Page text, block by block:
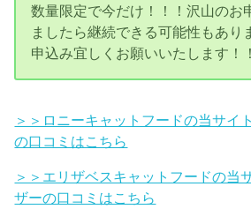
数量限定で今だけ！！！沢山のお
ましたら継続できる可能性もあり
申込み宜しくお願いいたします！
＞＞ロニーキャットフードの当サイ
の口コミはこちら
＞＞エリザベスキャットフードの当
ザーの口コミはこちら